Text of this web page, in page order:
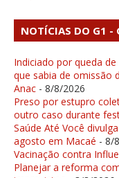
NOTÍCIAS DO G1 -
Indiciado por queda
que sabia de omissão
Anac - 8/8/2026
Preso por estupro
outro caso durante
Saúde Até Você
agosto em Macaé - 8/
Vacinação contra
Planejar a reforma